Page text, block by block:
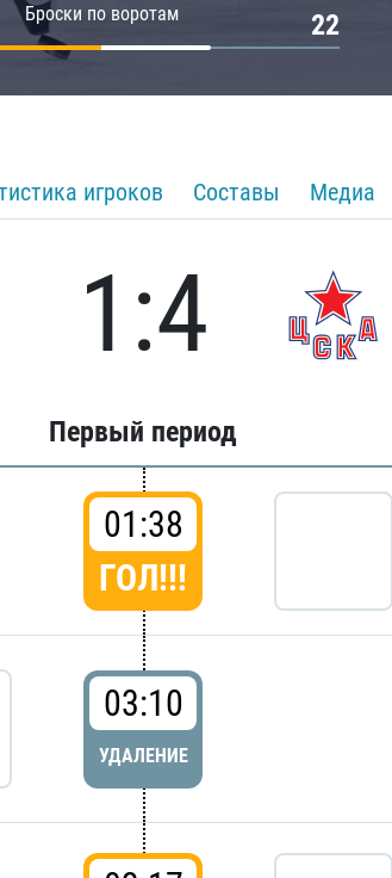
Броски по воротам 22
игроков Составы Медиа
1:4
Первый период
01:38
ГОЛ!!!
03:10
УДАЛЕНИЕ